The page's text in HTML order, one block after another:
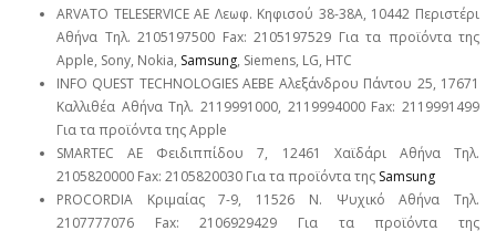
ARVATO TELESERVICE ΑΕ Λεωφ. Κηφισού 38-38Α, 10442 Περιστέρι
Αθήνα Τηλ. 2105197500 Fax: 2105197529 Για τα προϊόντα της
Apple, Sony, Nokia, Samsung, Siemens, LG, HTC
INFO QUEST TECHNOLOGIES ΑΕΒΕ Αλεξάνδρου Πάντου 25, 17671
Καλλιθέα Αθήνα Τηλ. 2119991000, 2119994000 Fax: 2119991499
Για τα προϊόντα της Apple
SMARTEC ΑΕ Φειδιππίδου 7, 12461 Χαϊδάρι Αθήνα Τηλ.
2105820000 Fax: 2105820030 Για τα προϊόντα της Samsung
PROCORDIA Κριμαίας 7-9, 11526 Ν. Ψυχικό Αθήνα Τηλ.
2107777076 Fax: 2106929429 Για τα προϊόντα της